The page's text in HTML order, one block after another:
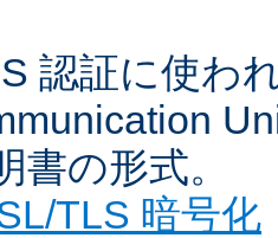
認証に使わ
書の形式。
TLS 暗号化